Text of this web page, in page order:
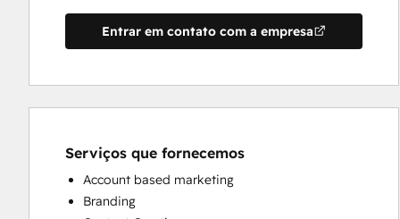
Entrar em contato com a empresa
Serviços que fornecemos
Account based marketing
Branding